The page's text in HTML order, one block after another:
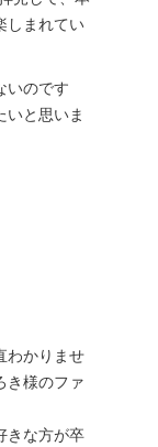
しまれてい
いのです
いと思いま
わかりませ
き様のファ
きな方が卒